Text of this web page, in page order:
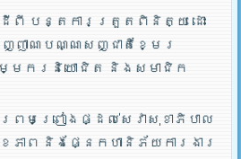
បន្តការត្រួតពិនិត្យ ដោះ
ញាណបណ្ណសញ្ជាតិខ្មែរ
មករនិយោជិត និងសមាជិក
រមព្រៀងផ្ដល់សេវាសុខាភិបាល
ភាព និងផ្នែកហានិភ័យការងារ